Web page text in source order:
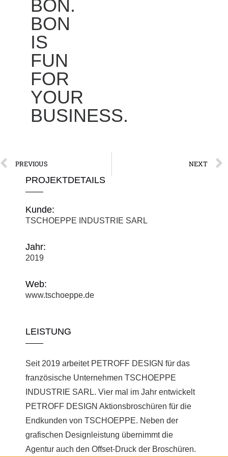
BON.
BON
IS
FUN
FOR
YOUR
BUSINESS.
PREVIOUS NEXT
PROJEKTDETAILS
Kunde:
TSCHOEPPE INDUSTRIE SARL
Jahr:
2019
Web:
www.tschoeppe.de
LEISTUNG
Seit 2019 arbeitet PETROFF DESIGN für das
französische Unternehmen TSCHOEPPE
INDUSTRIE SARL. Vier mal im Jahr entwickelt
PETROFF DESIGN Aktionsbroschüren für die
Endkunden von TSCHOEPPE. Neben der
grafischen Designleistung übernimmt die
Agentur auch den Offset-Druck der Broschüren.